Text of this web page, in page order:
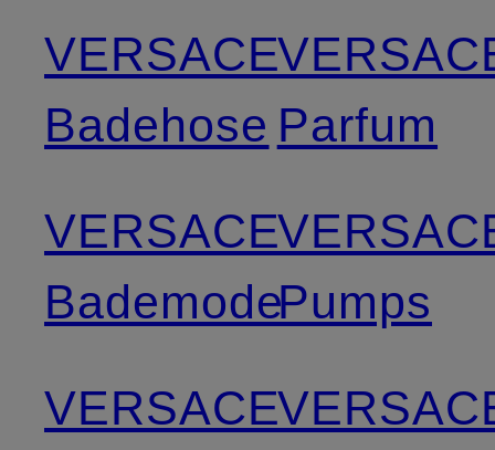
VERSACE
Badehose
VERSACE
Bademode
VERSACE
Parfum
Pumps